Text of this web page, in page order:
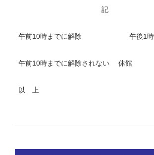
記
午前10時までに解除 午後1時
午前10時までに解除されない 休館
以 上